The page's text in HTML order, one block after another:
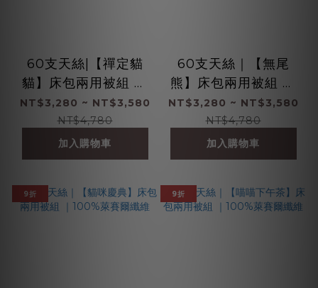
60支天絲|【禪定貓
貓】床包兩用被組 ｜
100%萊賽爾纖維
NT$3,280 ~ NT$3,580
NT$4,780
加入購物車
60支天絲｜【無尾
熊】床包兩用被組 ｜
100%萊賽爾纖維
NT$3,280 ~ NT$3,580
NT$4,780
加入購物車
9折 9折